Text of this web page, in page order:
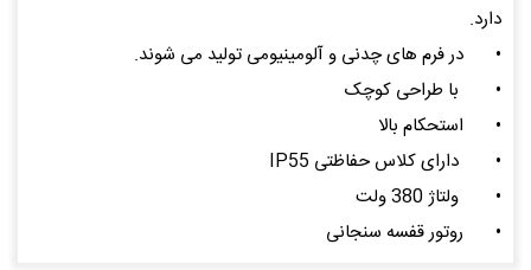
دارد.
•
در فرم های چدنی و آلومینیومی تولید می شوند.
•
با طراحی کوچک
•
استحکام بالا
•
دارای کلاس حفاظتی IP55
•
ولتاژ 380 ولت
•
روتور قفسه سنجانی